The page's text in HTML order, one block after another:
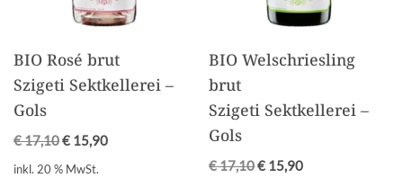
BIO Rosé brut
Szigeti Sektkellerei –
Gols
€17,10€ 15,90
inkl. 20 % MwSt.
BIO Welschriesling
brut
Szigeti Sektkellerei –
Gols
€17,10€ 15,90